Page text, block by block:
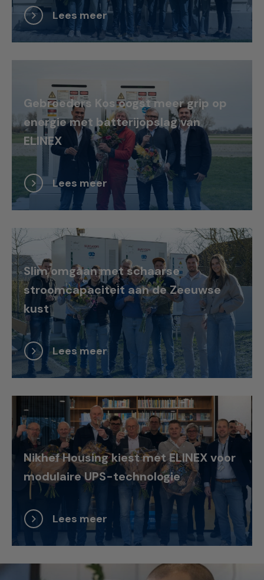
Lees meer
Gebroeders Kos oogst meer grip op
energie met batterijopslag van
ELINEX
Lees meer
Slim omgaan met schaarse
stroomcapaciteit aan de Zeeuwse
kust
Lees meer
Nikhef Housing kiest met ELINEX voor
modulaire UPS-technologie
Lees meer